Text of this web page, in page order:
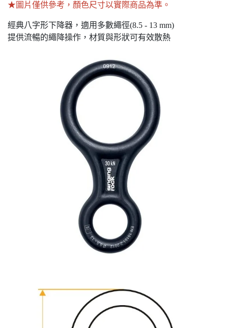
★圖片僅供參考，顏色尺寸以實際商品為準。
經典八字形下降器，適用多數繩徑(8.5 - 13 mm)
提供流暢的繩降操作，材質與形狀可有效散熱